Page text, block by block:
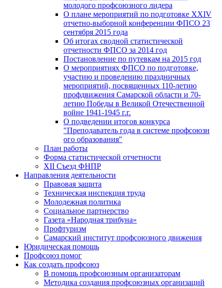
молодого профсоюзного лидера
О плане мероприятий по подготовке XXIV
отчетно-выборной конференции ФПСО 23
сентября 2015 года
Об итогах сводной статистической
отчетности ФПСО за 2014 год
Постановление по путевкам на 2015 год
О мероприятиях ФПСО по подготовке,
участию и проведению праздничных
мероприятий, посвященных 110-летию
профдвижения Самарской области и 70-
летию Победы в Великой Отечественной
войне 1941-1945 г.г.
О подведении итогов конкурса
"Преподаватель года в системе профсоюзн
ого образования"
План работы
Форма статистической отчетности
XII Съезд ФНПР
Направления деятельности
Правовая защита
Техническая инспекция труда
Молодежная политика
Социальное партнерство
Газета «Народная трибуна»
Профтуризм
Самарский институт профсоюзного движения
Юридическая помощь
Профсоюз помог
Как создать профсоюз
В помощь профсоюзным организаторам
Методика создания профсоюзных организаций